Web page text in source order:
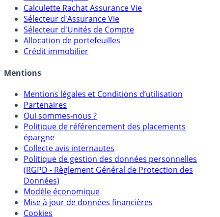
Calculateur d'intérêts
Calculette Impôts
Calculette Rachat Assurance Vie
Sélecteur d'Assurance Vie
Sélecteur d'Unités de Compte
Crédit immobilier
Mentions
Mentions légales et Conditions d’utilisation
Partenaires
Qui sommes-nous ?
Politique de référencement des placements
épargne
Collecte avis internautes
Politique de gestion des données personnelles
(RGPD - Règlement Général de Protection des
Données)
Modèle économique